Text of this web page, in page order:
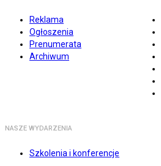
Reklama
Ogłoszenia
Prenumerata
Archiwum
NASZE WYDARZENIA
Szkolenia i konferencje